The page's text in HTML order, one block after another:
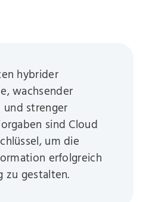
hybrider
wachsender
und strenger
sind Cloud
um die
erfolgreich
zu gestalten.